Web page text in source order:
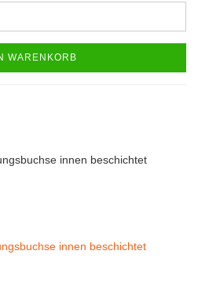
WARENKORB
innen beschichtet